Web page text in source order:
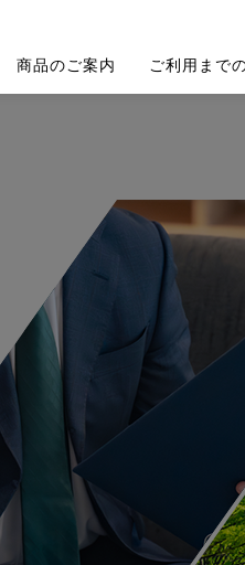
商品のご案内 ご利用まで